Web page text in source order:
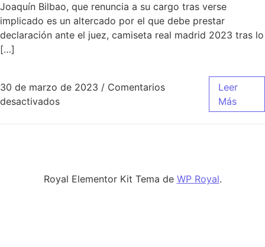
Joaquín Bilbao, que renuncia a su cargo tras verse
implicado es un altercado por el que debe prestar
declaración ante el juez, camiseta real madrid 2023 tras lo
[…]
30 de marzo de 2023 / Comentarios
desactivadosen camiseta real madrid 2018 modric
Leer
Más
Royal Elementor Kit Tema de WP Royal.